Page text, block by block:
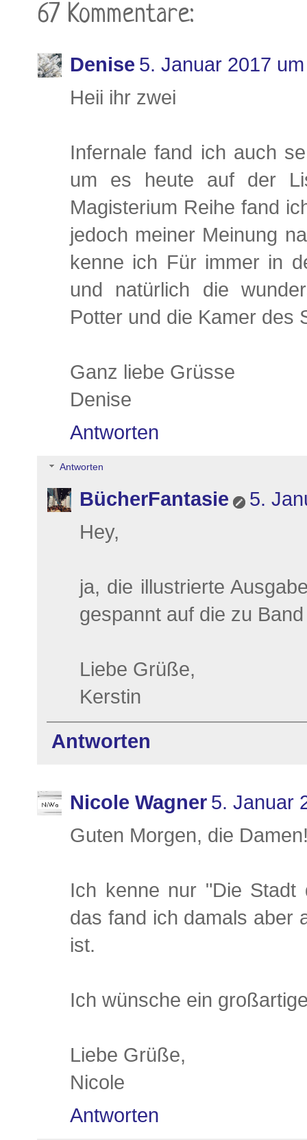
67 Kommentare:
Denise 5. Januar 2017
Heii ihr zwei
Infernale fand ich auch
um es heute auf der
Magisterium Reihe fand
jedoch meiner Meinung
kenne ich Für immer in
und natürlich die
Potter und die Kamer des
Ganz liebe Grüsse
Denise
Antworten
Antworten
BücherFantasie
5.
Hey,
ja, die illustrierte
gespannt auf die zu
Liebe Grüße,
Kerstin
Antworten
Nicole Wagner 5. Januar
Guten Morgen, die
Ich kenne nur "Die Stadt
das fand ich damals aber
ist.
Ich wünsche ein
Liebe Grüße,
Nicole
Antworten